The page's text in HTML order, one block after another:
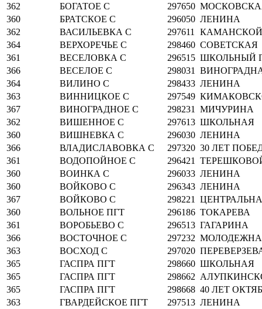
362
БОГАТОЕ С 297650
360
БРАТСКОЕ С 296050 ЛЕНИНА
362
ВАСИЛЬЕВКА С 297611
КАМАНСКОЙ,
364
ВЕРХОРЕЧЬЕ С 298460 СОВЕТСКАЯ
361
ВЕСЕЛОВКА С 296515 ШКОЛЬНЫЙ
366
ВЕСЕЛОЕ С 298031
364
ВИЛИНО С 298433 ЛЕНИНА
363
ВИННИЦКОЕ С 297549
367
ВИНОГРАДНОЕ С 298231
МИЧУРИНА
362
ВИШЕННОЕ С 297613 ШКОЛЬНАЯ
360
ВИШНЕВКА С 296030 ЛЕНИНА
366
ВЛАДИСЛАВОВКА С 297320 30 ЛЕТ
361
ВОДОПОЙНОЕ С 296421
360
ВОИНКА С 296033 ЛЕНИНА
360
ВОЙКОВО С 296343 ЛЕНИНА
367
ВОЙКОВО С 298221
360
ВОЛЬНОЕ ПГТ 296186 ТОКАРЕВА
361
ВОРОБЬЕВО С 296513 ГАГАРИНА
366
ВОСТОЧНОЕ С 297232
363
ВОСХОД С 297020
365
ГАСПРА ПГТ 298660 ШКОЛЬНАЯ
365
ГАСПРА ПГТ 298662
365
ГАСПРА ПГТ 298668 40 ЛЕТ
363
ГВАРДЕЙСКОЕ ПГТ 297513 ЛЕНИНА